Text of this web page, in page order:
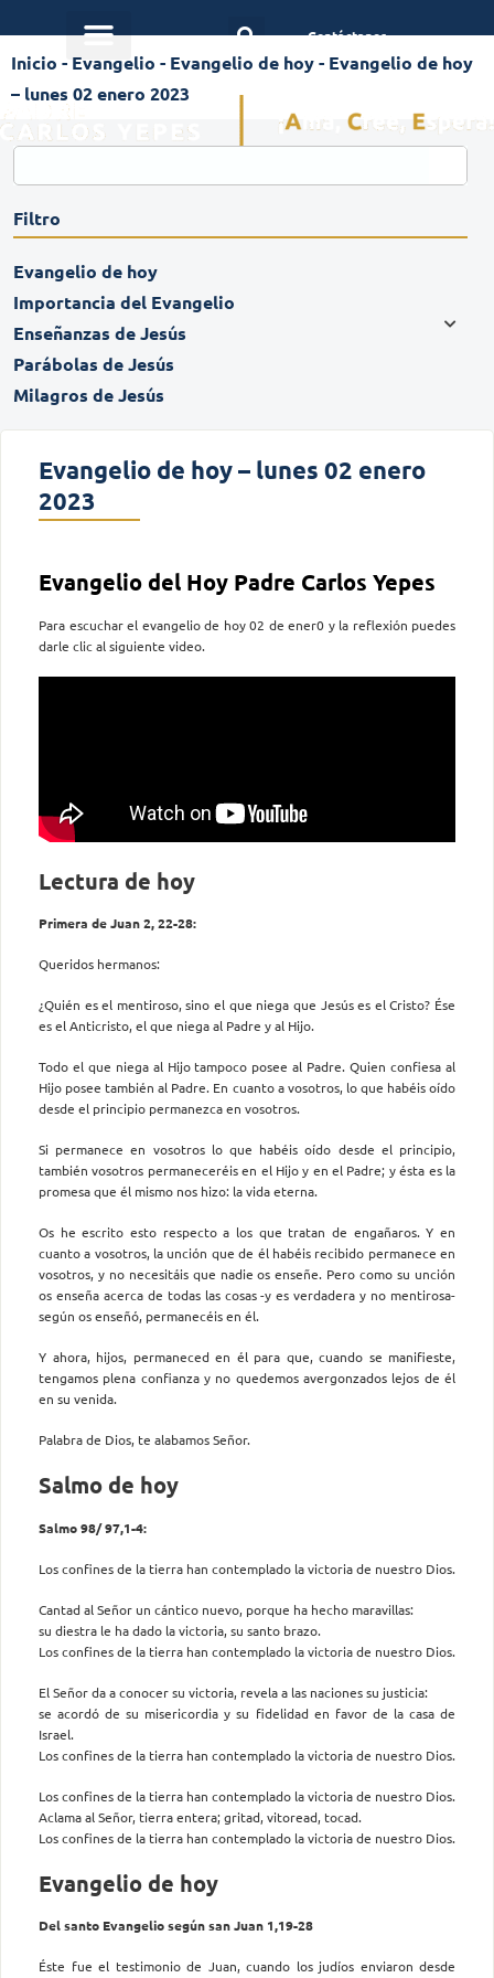
Contáctanos
Inicio - Evangelio - Evangelio de hoy- Evangelio de hoy
– lunes 02 enero 2023
Filtro
Evangelio de hoy
Importancia del Evangelio
Enseñanzas de Jesús
Parábolas de Jesús
Milagros de Jesús
Evangelio de hoy – lunes 02 enero
2023
Evangelio del Hoy Padre Carlos Yepes
Para escuchar el evangelio de hoy 02 de ener0 y la reflexión puedes
darle clic al siguiente video.
Lectura de hoy
Primera de Juan 2, 22-28:
Queridos hermanos:
¿Quién es el mentiroso, sino el que niega que Jesús es el Cristo? Ése
es el Anticristo, el que niega al Padre y al Hijo.
Todo el que niega al Hijo tampoco posee al Padre. Quien confiesa al
Hijo posee también al Padre. En cuanto a vosotros, lo que habéis oído
desde el principio permanezca en vosotros.
Si permanece en vosotros lo que habéis oído desde el principio,
también vosotros permaneceréis en el Hijo y en el Padre; y ésta es la
promesa que él mismo nos hizo: la vida eterna.
Os he escrito esto respecto a los que tratan de engañaros. Y en
cuanto a vosotros, la unción que de él habéis recibido permanece en
vosotros, y no necesitáis que nadie os enseñe. Pero como su unción
os enseña acerca de todas las cosas -y es verdadera y no mentirosa-
según os enseñó, permanecéis en él.
Y ahora, hijos, permaneced en él para que, cuando se manifieste,
tengamos plena confianza y no quedemos avergonzados lejos de él
en su venida.
Palabra de Dios, te alabamos Señor.
Salmo de hoy
Salmo 98/ 97,1-4:
Los confines de la tierra han contemplado la victoria de nuestro Dios.
Cantad al Señor un cántico nuevo, porque ha hecho maravillas:
su diestra le ha dado la victoria, su santo brazo.
Los confines de la tierra han contemplado la victoria de nuestro Dios.
El Señor da a conocer su victoria, revela a las naciones su justicia:
se acordó de su misericordia y su fidelidad en favor de la casa de
Israel.
Los confines de la tierra han contemplado la victoria de nuestro Dios.
Los confines de la tierra han contemplado la victoria de nuestro Dios.
Aclama al Señor, tierra entera; gritad, vitoread, tocad.
Los confines de la tierra han contemplado la victoria de nuestro Dios.
Evangelio de hoy
Del santo Evangelio según san Juan 1,19-28
Éste fue el testimonio de Juan, cuando los judíos enviaron desde